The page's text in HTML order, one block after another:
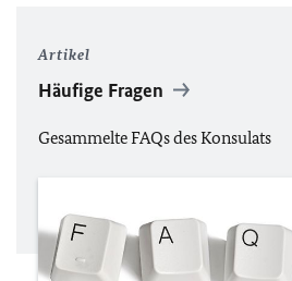
Artikel
Häufige Fragen
Gesammelte FAQs des Konsulats